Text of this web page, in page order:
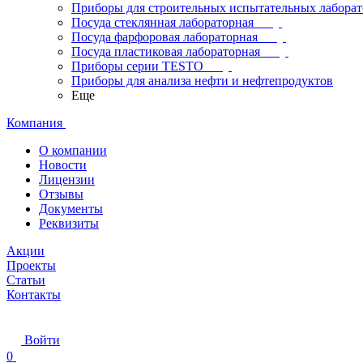
Приборы для строительных испытательных
Посуда стеклянная лабораторная
Посуда фарфоровая лабораторная
Посуда пластиковая лабораторная
Приборы серии TESTO
Приборы для анализа нефти и нефтепродуктов
Еще
Компания
О компании
Новости
Лицензии
Отзывы
Документы
Реквизиты
Акции
Проекты
Статьи
Контакты
Войти
0